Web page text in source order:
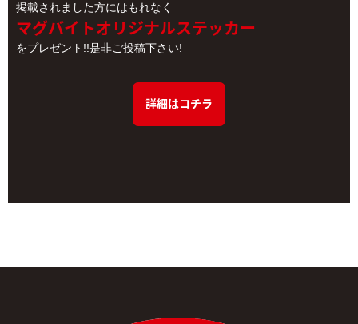
掲載されました方にはもれなく
マグバイトオリジナルステッカー
をプレゼント!!是非ご投稿下さい!
詳細はコチラ